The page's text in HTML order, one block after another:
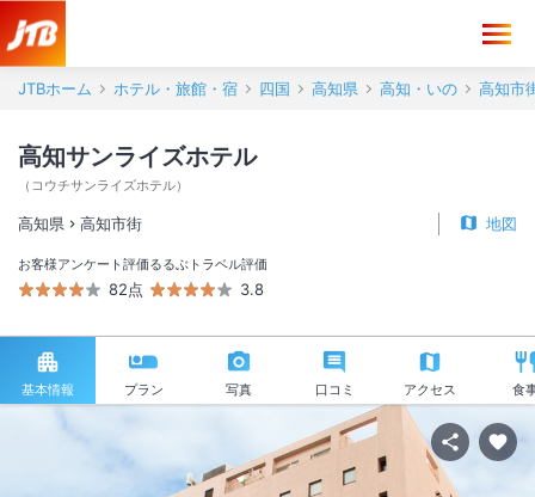
JTBホーム ホテル・旅館・宿 四国 高知県 高知・いの 高知市
高知サンライズホテル
（ コウチサンライズホテル）
高知県 高知市街 地図
お客様アンケート評価
82点
るるぶトラベル評価
3.8
基本情報 プラン 写真 口コミ アクセス 食